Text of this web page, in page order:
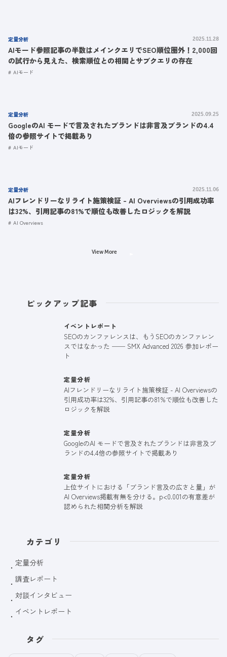
定量分析 2025.11.28
AIモード参照記事の半数はメインクエリでSEO順位圏外！2,000回
の試行から見えた、検索順位との相関とサブクエリの存在
AIモード
定量分析 2025.09.25
GoogleのAI モードで言及されたブランドは非言及ブランドの4.4
倍の参照サイトで掲載あり
AIモード
定量分析 2025.11.06
AIフレンドリーなリライト施策検証 - AI Overviewsの引用成功率
は32%、引用記事の81%で順位も改善したロジックを解説
AI Overviews
View More
ピックアップ記事
イベントレポート
SEOのカンファレンスは、もうSEOのカンファレン
スではなかった ── SMX Advanced 2026 参加レポー
ト
定量分析
AIフレンドリーなリライト施策検証 - AI Overviewsの
引用成功率は32%、引用記事の81%で順位も改善した
ロジックを解説
定量分析
GoogleのAI モードで言及されたブランドは非言及ブ
ランドの4.4倍の参照サイトで掲載あり
定量分析
上位サイトにおける「ブランド言及の広さと量」が
AI Overviews掲載有無を分ける。p<0.001の有意差が
認められた相関分析を解説
カテゴリ
定量分析
調査レポート
対談インタビュー
イベントレポート
タグ